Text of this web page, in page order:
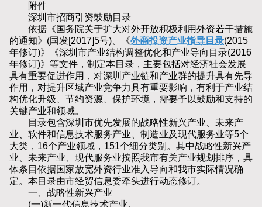
附件
深圳市招商引资鼓励目录
依据《国务院关于扩大对外开放积极利用外资若干措施
的通知》(国发[2017]5号)、《外商投资产业指导目录(2015
年修订)》《深圳市产业结构调整优化和产业导向目录(2016
年修订)》等文件，制定本目录，主要包括对经济社会发展
具有重要促进作用，对深圳产业链和产业群的提升具有先导
作用，对提升区域产业竞争力具有重要影响，有利于产业结
构优化升级、节约资源、保护环境，需要予以鼓励和支持的
关键产业和领域。
目录包含深圳市优先发展的战略性新兴产业、未来产
业、软件和信息技术服务产业、制造业及现代服务业等5个
大类，16个产业领域，151个细分类别。其中战略性新兴产
业、未来产业、现代服务业按照我市有关产业规划排序，具
体条目依据国家放宽外资行业准入导向和我市实际情况确
定。本目录由市经贸信息委牵头进行动态修订。
一、战略性新兴产业
(一)新一代信息技术产业。